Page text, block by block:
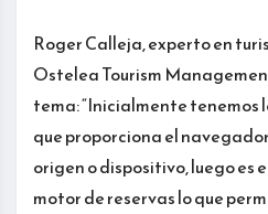
Roger Calleja, experto en
Ostelea Tourism
tema: “Inicialmente
que proporciona el
origen o dispositivo, luego es
motor de reservas lo que